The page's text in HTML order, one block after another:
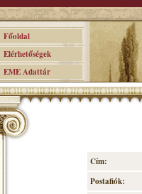
Főoldal
Elérhetőségek
EME Adattár
Cím:
Postafiók: